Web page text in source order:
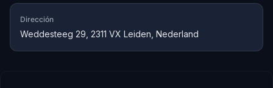
Dirección
Weddesteeg 29, 2311 VX Leiden, Nederland